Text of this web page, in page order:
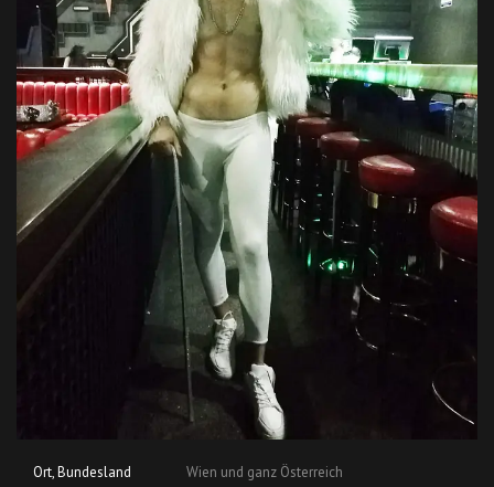
Ort, Bundesland
Wien und ganz Österreich